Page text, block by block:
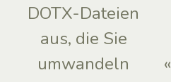
DOTX-Dateien
aus, die Sie
umwandeln